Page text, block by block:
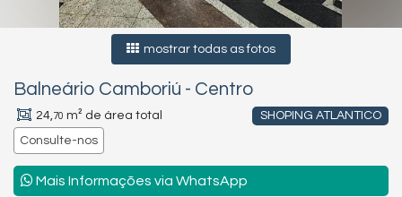
mostrar todas as fotos
Balneário Camboriú - Centro
SHOPING ATLANTICO
24,70 m² de área total
Consulte-nos
Mais Informações via WhatsApp